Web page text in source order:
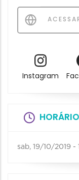
Instagram
sab, 19/10/2019 -